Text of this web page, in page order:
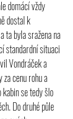
domácí vždy
dostal k
ta byla sražena na
standardní situaci
Vondráček a
cenu rohu a
se tedy šlo
Do druhé půle